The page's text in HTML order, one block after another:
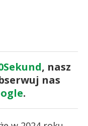
, nasz
nas
.